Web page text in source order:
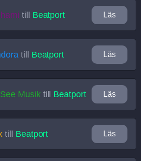
till Beatport Läs
till Beatport Läs
Musiktill Beatport Läs
till Beatport Läs